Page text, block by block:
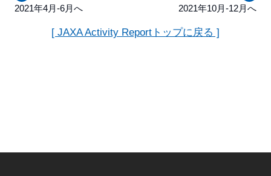
2021年4月-6月へ 2021年10月-12月へ
[ JAXA Activity Reportトップに戻る ]